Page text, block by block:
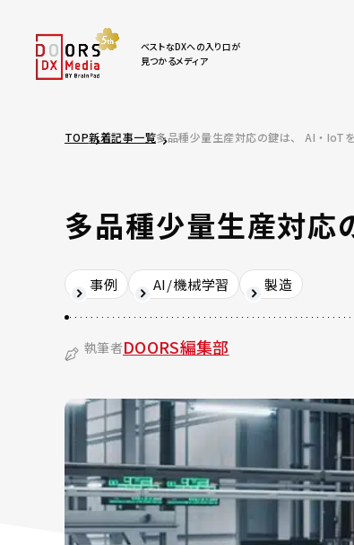
ベストなDXへの入り口が
見つかるメディア
TOP新着記事一覧多品種少量生産対応の鍵は、 AI・IoT
多品種少量生産対応
事例 AI/機械学習 製造
執筆者DOORS編集部